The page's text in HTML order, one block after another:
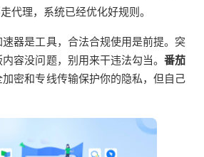
代理，系统已经优化好规则。
器是工具，合法合规使用是前提。突
容没问题，别用来干违法勾当。 番茄
加密和专线传输保护你的隐私，但自己